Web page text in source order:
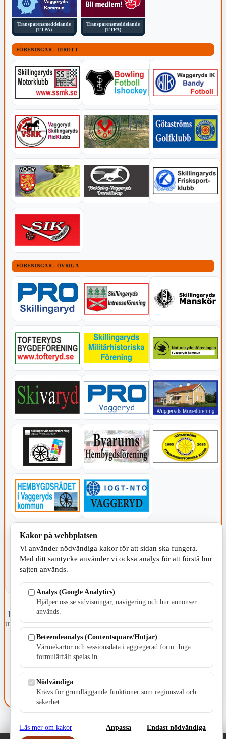
Transparensmeddelande
(TTPA)
Transparensmeddelande
(TTPA)
FÖRENINGAR - IDROTT
FÖRENINGAR - ÖVRIGA
Fristående webbtidningsföretag grundat 1991 som sedan 2002 ger
ut tidningen Skillingaryd.nu och 2010 lanserades Värnamo.nu. Från
april 2026 omfattar Skillingaryd.nu tre kommuner: Gnosjö,
Värnamo och Vaggeryds kommun.
Kontakta oss
E-post: redaktionen@skillingaryd.nu
Kakinställningar
Kakor på webbplatsen
Vi använder nödvändiga kakor för att sidan ska fungera.
Med ditt samtycke använder vi också analys för att förstå hur
sajten används.
Analys (Google Analytics)
Hjälper oss se sidvisningar, navigering och hur annonser
används.
Beteendeanalys (Contentsquare/Hotjar)
Värmekartor och sessionsdata i aggregerad form. Inga
formulärfält spelas in.
Nödvändiga
Krävs för grundläggande funktioner som regionsval och
säkerhet.
Läs mer om kakor Anpassa Endast nödvändiga